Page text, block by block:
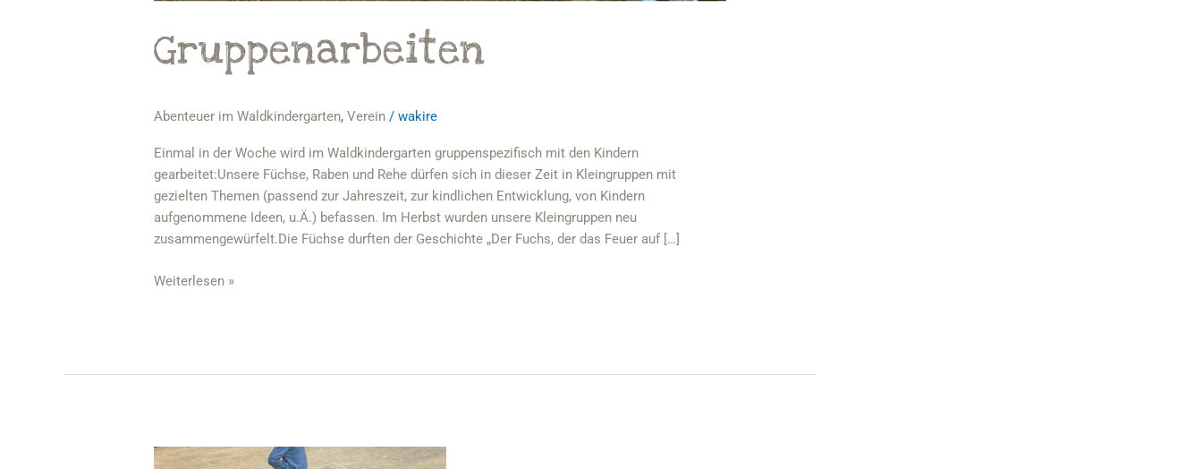
Gruppenarbeiten
Abenteuer im Waldkindergarten,Verein /wakire
Einmal in der Woche wird im Waldkindergarten gruppenspezifisch mit den Kindern
gearbeitet:Unsere Füchse, Raben und Rehe dürfen sich in dieser Zeit in Kleingruppen mit
gezielten Themen (passend zur Jahreszeit, zur kindlichen Entwicklung, von Kindern
aufgenommene Ideen, u.Ä.) befassen. Im Herbst wurden unsere Kleingruppen neu
zusammengewürfelt.Die Füchse durften der Geschichte „Der Fuchs, der das Feuer auf […]
Weiterlesen »
Kartoffelernte